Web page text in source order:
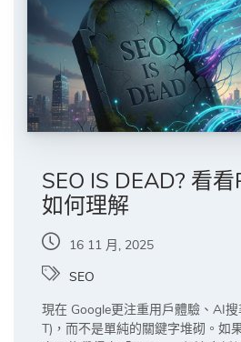
SEO IS DEAD? 看看
如何理解
16 11 月, 2025
SEO
現在 Google更注重用戶體驗、AI
T)，而不是單純的關鍵字堆砌。如